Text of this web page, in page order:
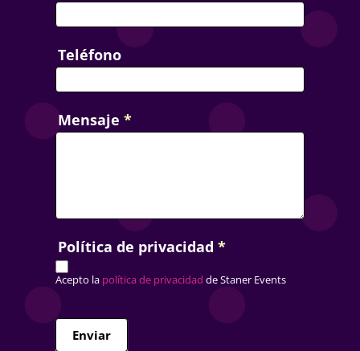
Teléfono
Mensaje *
Política de privacidad *
Acepto lapolítica de privacidad de Staner Events
Enviar